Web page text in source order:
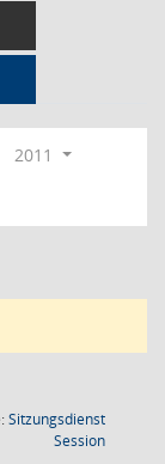
2011
Sitzungsdienst
Session(Wird in